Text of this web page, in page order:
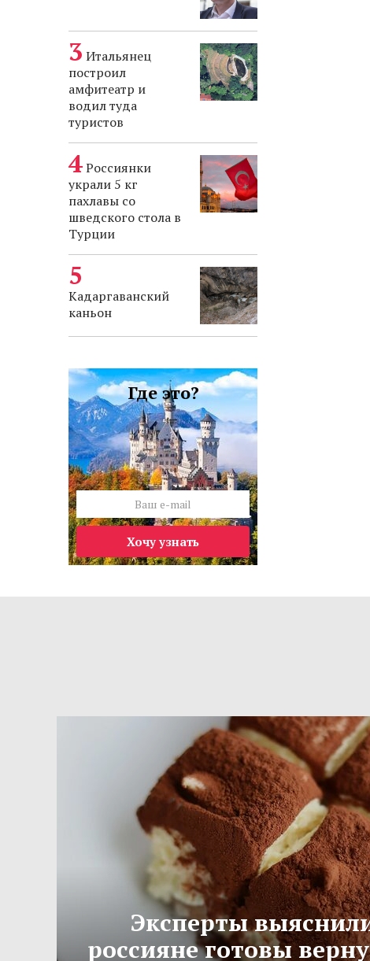
Итальянец
построил
амфитеатр и
водил туда
туристов
Россиянки
украли 5 кг
пахлавы со
шведского стола в
Турции
Кадаргаванский
каньон
Где это?
Хочу узнать
Эксперты
россияне готовы